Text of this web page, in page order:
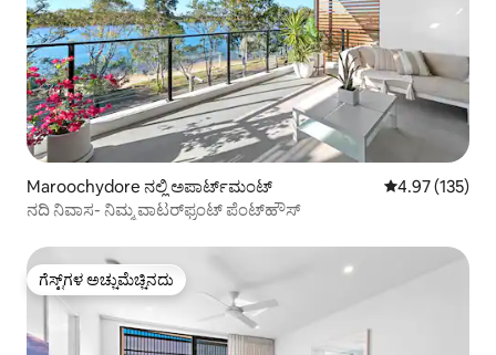
Maroochydore ನಲ್ಲಿ ಅಪಾರ್ಟ್‌ಮಂಟ್ 5 ರಲ್ಲಿ 4.97
4.97 (135)
ನದಿ ನಿವಾಸ- ನಿಮ್ಮ ವಾಟರ್‌ಫ್ರಂಟ್ ಪೆಂಟ್‌ಹೌಸ್
ಗೆಸ್ಟ್‌ಗಳ ಅಚ್ಚುಮೆಚ್ಚಿನದು
ಗೆಸ್ಟ್‌ಗಳ ಅಚ್ಚುಮೆಚ್ಚಿನದು